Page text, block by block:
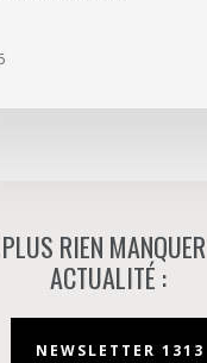
RIEN
ACTUALITÉ :
NEWSLETTER 1313